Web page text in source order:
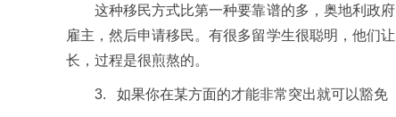
这种移民方式比第一种要靠谱的多，奥地利政府
雇主，然后申请移民。有很多留学生很聪明，他们
长，过程是很煎熬的。
3. 如果你在某方面的才能非常突出就可以豁免